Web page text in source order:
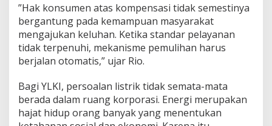
”Hak konsumen atas kompensasi tidak semestinya
bergantung pada kemampuan masyarakat
mengajukan keluhan. Ketika standar pelayanan
tidak terpenuhi, mekanisme pemulihan harus
berjalan otomatis,” ujar Rio.
Bagi YLKI, persoalan listrik tidak semata-mata
berada dalam ruang korporasi. Energi merupakan
hajat hidup orang banyak yang menentukan